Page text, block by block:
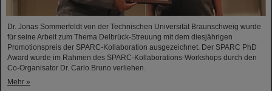
Dr. Jonas Sommerfeldt von der Technischen Universität Braunschweig wurde
für seine Arbeit zum Thema Delbrück-Streuung mit dem diesjährigen
Promotionspreis der SPARC-Kollaboration ausgezeichnet. Der SPARC PhD
Award wurde im Rahmen des SPARC-Kollaborations-Workshops durch den
Co-Organisator Dr. Carlo Bruno verliehen.
Mehr »